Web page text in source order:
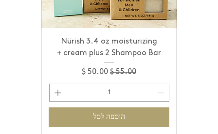
Nürish 3.4 oz moisturizing
cream plus 2 Shampoo Bar +
מחיר רגיל מחיר מבצע
הוספה לסל